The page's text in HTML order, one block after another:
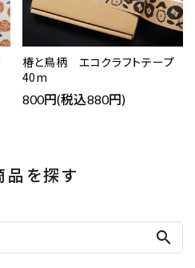
椿と鳥柄 エコクラフトテープ
40m
800円(税込880円)
品を探す
search